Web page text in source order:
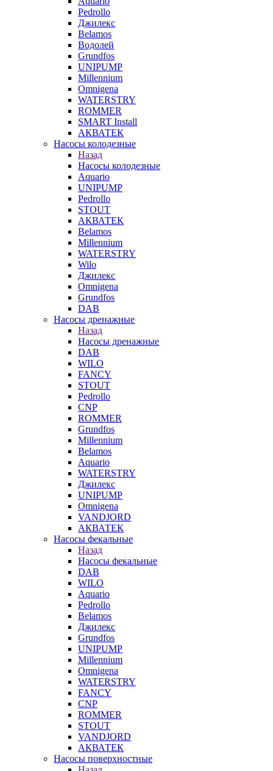
Pedrollo
Джилекс
Belamos
Водолей
Grundfos
UNIPUMP
Millennium
Omnigena
WATERSTRY
ROMMER
SMART Install
АКВАТЕК
Насосы колодезные
Назад
Насосы колодезные
Aquario
UNIPUMP
Pedrollo
STOUT
АКВАТЕК
Belamos
Millennium
WATERSTRY
Wilo
Джилекс
Omnigena
Grundfos
DAB
Насосы дренажные
Назад
Насосы дренажные
DAB
WILO
FANCY
STOUT
Pedrollo
CNP
ROMMER
Grundfos
Millennium
Belamos
Aquario
WATERSTRY
Джилекс
UNIPUMP
Omnigena
VANDJORD
АКВАТЕК
Насосы фекальные
Назад
Насосы фекальные
DAB
WILO
Aquario
Pedrollo
Belamos
Джилекс
Grundfos
UNIPUMP
Millennium
Omnigena
WATERSTRY
FANCY
CNP
ROMMER
STOUT
VANDJORD
АКВАТЕК
Насосы поверхностные